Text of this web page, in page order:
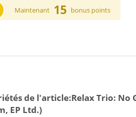
Maintenant 15 bonus points
de l'article:Relax Trio: No
EP Ltd.)